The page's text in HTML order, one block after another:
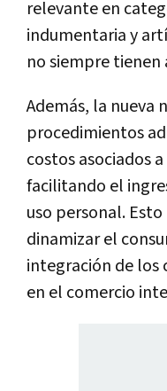
relevante en
indumentaria y
no siempre
Además, la nueva
procedimientos
costos asociados
facilitando el
uso personal.
dinamizar el
integración de los
en el comercio